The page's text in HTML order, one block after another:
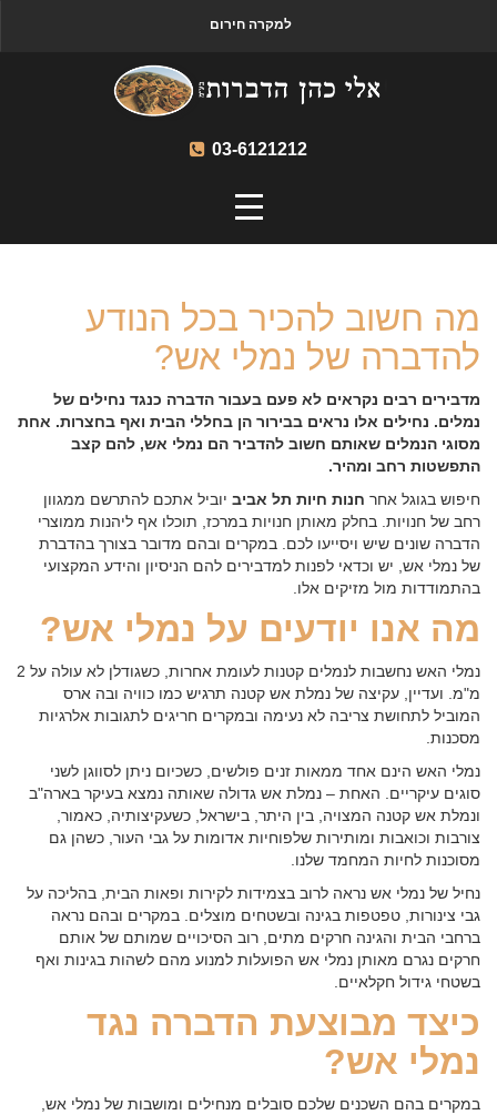
03-6121212
למקרה חירום
מה חשוב להכיר בכל הנודע
להדברה של נמלי אש?
מדבירים רבים נקראים לא פעם בעבור הדברה כנגד נחילים של
נמלים. נחילים אלו נראים בבירור הן בחללי הבית ואף בחצרות. אחת
מסוגי הנמלים שאותם חשוב להדביר הם נמלי אש, להם קצב
התפשטות רחב ומהיר.
חיפוש בגוגל אחר חנות חיות תל אביב יוביל אתכם להתרשם ממגוון
רחב של חנויות. בחלק מאותן חנויות במרכז, תוכלו אף ליהנות ממוצרי
הדברה שונים שיש ויסייעו לכם. במקרים ובהם מדובר בצורך בהדברת
של נמלי אש, יש וכדאי לפנות למדבירים להם הניסיון והידע המקצועי
בהתמודדות מול מזיקים אלו.
מה אנו יודעים על נמלי אש?
נמלי האש נחשבות לנמלים קטנות לעומת אחרות, כשגודלן לא עולה על 2
מ"מ. ועדיין, עקיצה של נמלת אש קטנה תרגיש כמו כוויה ובה ארס
המוביל לתחושת צריבה לא נעימה ובמקרים חריגים לתגובות אלרגיות
מסכנות.
נמלי האש הינם אחד ממאות זנים פולשים, כשכיום ניתן לסווגן לשני
סוגים עיקריים. האחת – נמלת אש גדולה שאותה נמצא בעיקר בארה"ב
ונמלת אש קטנה המצויה, בין היתר, בישראל, כשעקיצותיה, כאמור,
צורבות וכואבות ומותירות שלפוחיות אדומות על גבי העור, כשהן גם
מסוכנות לחיות המחמד שלנו.
נחיל של נמלי אש נראה לרוב בצמידות לקירות ופאות הבית, בהליכה על
גבי צינורות, טפטפות בגינה ובשטחים מוצלים. במקרים ובהם נראה
ברחבי הבית והגינה חרקים מתים, רוב הסיכויים שמותם של אותם
חרקים נגרם מאותן נמלי אש הפועלות למנוע מהם לשהות בגינות ואף
בשטחי גידול חקלאיים.
כיצד מבוצעת הדברה נגד
נמלי אש?
במקרים בהם השכנים שלכם סובלים מנחילים ומושבות של נמלי אש,